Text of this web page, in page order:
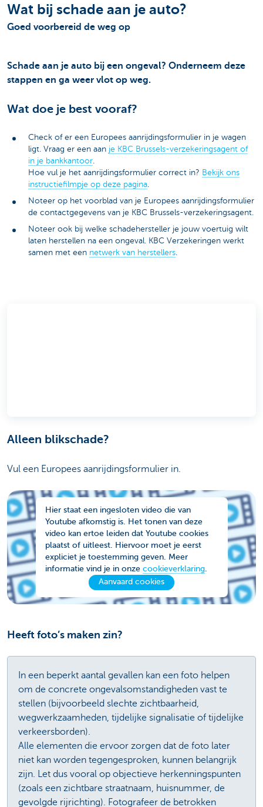
Wat bij schade aan je auto?
Goed voorbereid de weg op
Schade aan je auto bij een ongeval? Onderneem deze
stappen en ga weer vlot op weg.
Wat doe je best vooraf?
Check of er een Europees aanrijdingsformulier in je wagen
ligt. Vraag er een aan je KBC Brussels-verzekeringsagent of
in je bankkantoor.
Hoe vul je het aanrijdingsformulier correct in? Bekijk ons
instructiefilmpje op deze pagina.
Noteer op het voorblad van je Europees aanrijdingsformulier
de contactgegevens van je KBC Brussels-verzekeringsagent.
Noteer ook bij welke schadehersteller je jouw voertuig wilt
laten herstellen na een ongeval. KBC Verzekeringen werkt
samen met een netwerk van herstellers.
Alleen blikschade?
Vul een Europees aanrijdingsformulier in.
Hier staat een ingesloten video die van
Youtube afkomstig is. Het tonen van deze
video kan ertoe leiden dat Youtube cookies
plaatst of uitleest. Hiervoor moet je eerst
expliciet je toestemming geven. Meer
informatie vind je in onze cookieverklaring.
Aanvaard cookies
Heeft foto’s maken zin?
In een beperkt aantal gevallen kan een foto helpen
om de concrete ongevalsomstandigheden vast te
stellen (bijvoorbeeld slechte zichtbaarheid,
wegwerkzaamheden, tijdelijke signalisatie of tijdelijke
verkeersborden).
Alle elementen die ervoor zorgen dat de foto later
niet kan worden tegengesproken, kunnen belangrijk
zijn. Let dus vooral op objectieve herkenningspunten
(zoals een zichtbare straatnaam, huisnummer, de
gevolgde rijrichting). Fotografeer de betrokken